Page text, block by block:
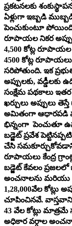
ప్రకటనలకు
ఏళ్లుగా ఇబ్బడి
పెంచుకుంటూ పోయింది.
రూపాయల నికర
4,500 కోట్ల
4500 కోట్ల
సరిపోతుంది. ఇక
అప్పులకు, వడ్డీలకు
సంక్షేమ పథకాలు ఇతర
ఖర్చులు అప్పులు
అమితంగా ఆధారపడి మన
భిన్నంగా పెంచుతూ
బడ్జెట్ ప్రవేశ
చేసి
రూపాయలు కేంద్ర
బడ్జెట్ కేవలం
అంచనాలను మరియు
1,28,000వేల కోట్లు
చూపించినవే. వాస్తవానికి
43 వేల కోట్లు మాత్రమే
అధికార వర్గాల